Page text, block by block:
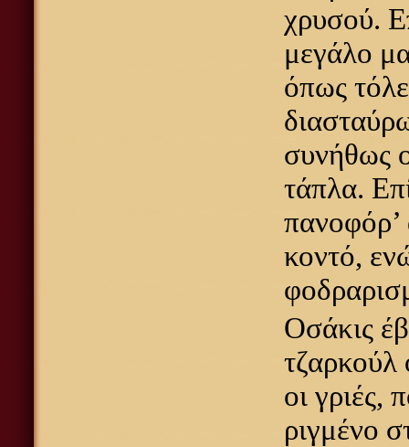
χρυσού.
μεγάλο
όπως
συνήθως
τάπλα.
πανοφόρ’
κοντό,
Οσάκις
τζαρκούλ
οι γριές,
ριγμένο